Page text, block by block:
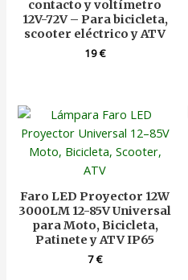
contacto y voltímetro
12V-72V – Para bicicleta,
scooter eléctrico y ATV
19€
Faro LED Proyector 12W
3000LM 12-85V Universal
para Moto, Bicicleta,
Patinete y ATV IP65
7€